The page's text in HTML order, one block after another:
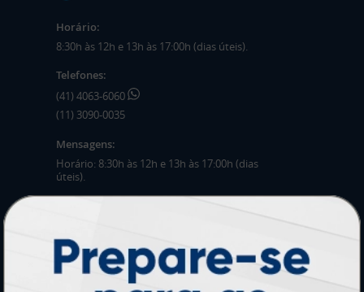
Horário:
8:30h às 12h e 13h às 17:00h (dias úteis).
Telefones:
(41) 4063-6060
(11) 3090-0035
Mensagens:
Horário: 8:30h às 12h e 13h às 17:00h (dias
úteis).
PRODUTOS